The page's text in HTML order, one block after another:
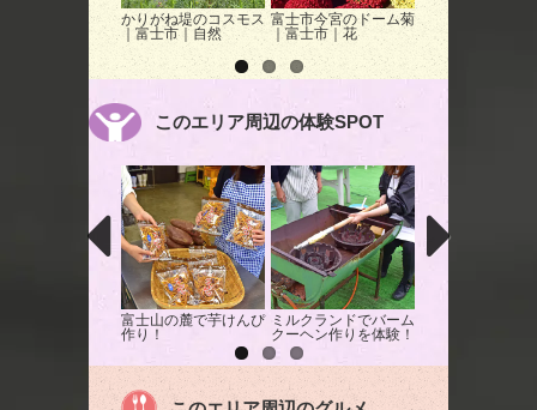
かりがね堤のコスモス
｜富士市｜自然
富士市今宮のドーム菊
｜富士市｜花
岩本山公園｜富
公園
このエリア周辺の体験SPOT
富士山の麓で芋けんぴ
作り！
ミルクランドでバーム
クーヘン作りを体験！